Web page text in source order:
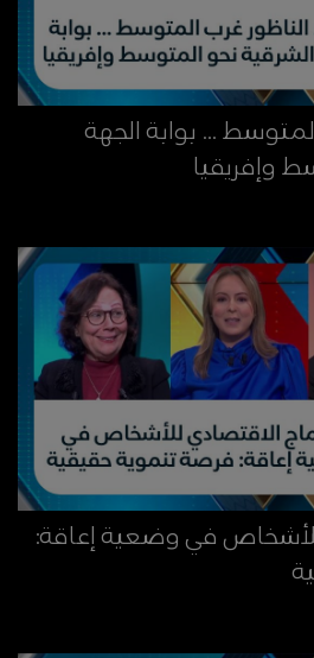
... بوابة الجهة
وإفريقيا
للأشخاص في وضعية إعاقة: